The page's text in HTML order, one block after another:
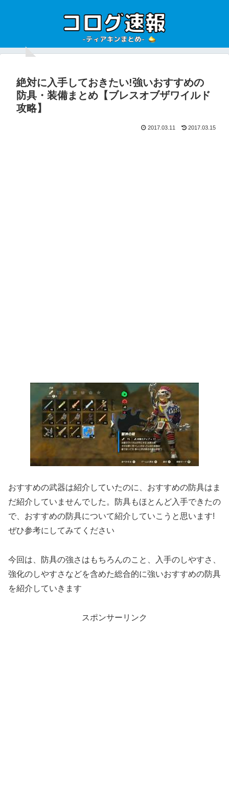
絶対に入手しておきたい!強いおすすめの
防具・装備まとめ【ブレスオブザワイルド
攻略】
2017.03.11 2017.03.15
おすすめの武器は紹介していたのに、おすすめの防具はま
だ紹介していませんでした。防具もほとんど入手できたの
で、おすすめの防具について紹介していこうと思います!
ぜひ参考にしてみてください
今回は、防具の強さはもちろんのこと、入手のしやすさ、
強化のしやすさなどを含めた総合的に強いおすすめの防具
を紹介していきます
スポンサーリンク